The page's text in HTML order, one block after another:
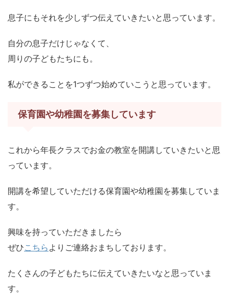
息子にもそれを少しずつ伝えていきたいと思っています。
自分の息子だけじゃなくて、
周りの子どもたちにも。
私ができることを1つずつ始めていこうと思っています。
保育園や幼稚園を募集しています
これから年長クラスでお金の教室を開講していきたいと思
っています。
開講を希望していただける保育園や幼稚園を募集していま
す。
興味を持っていただきましたら
ぜひこちら よりご連絡おまちしております。
たくさんの子どもたちに伝えていきたいなと思っていま
す。